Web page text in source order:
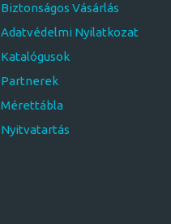
Biztonságos Vásárlás
Adatvédelmi Nyilatkozat
Katalógusok
Partnerek
Mérettábla
Nyitvatartás